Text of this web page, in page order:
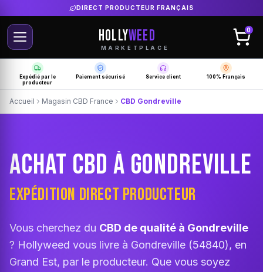
LIVRAISON GRATUITE SELON PRODUCTEUR
HOLLYWEED
MARKETPLACE
0
Expédié par le
producteur
Paiement sécurisé Service client 100% Français
Accueil Magasin CBD France CBD Gondreville
ACHAT CBD À GONDREVILLE
EXPÉDITION DIRECT PRODUCTEUR
Vous cherchez du CBD de qualité à Gondreville
? Hollyweed vous livre à Gondreville (54840), en
Grand Est, par le producteur. Que vous soyez